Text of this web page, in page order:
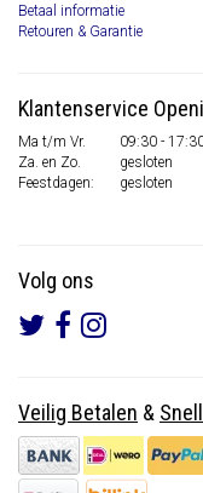
Betaal informatie
Retouren & Garantie
Klantenservice
Ma t/m Vr.
09:30 -
Za. en Zo.
gesloten
Feestdagen:
gesloten
Volg ons
Veilig Betalen &